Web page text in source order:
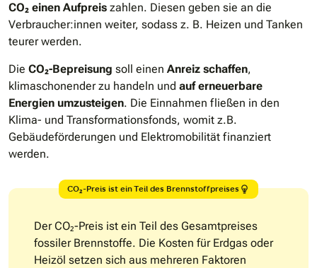
CO₂ einen Aufpreis zahlen. Diesen geben sie an die
Verbraucher:innen weiter, sodass z. B. Heizen und Tanken
teurer werden.
Die CO₂-Bepreisung soll einen Anreiz schaffen,
klimaschonender zu handeln und auf erneuerbare
Energien umzusteigen. Die Einnahmen fließen in den
Klima- und Transformationsfonds, womit z.B.
Gebäudeförderungen und Elektromobilität finanziert
werden.
CO₂-Preis ist ein Teil des Brennstoffpreises
Der CO₂-Preis ist ein Teil des Gesamtpreises
fossiler Brennstoffe. Die Kosten für Erdgas oder
Heizöl setzen sich aus mehreren Faktoren